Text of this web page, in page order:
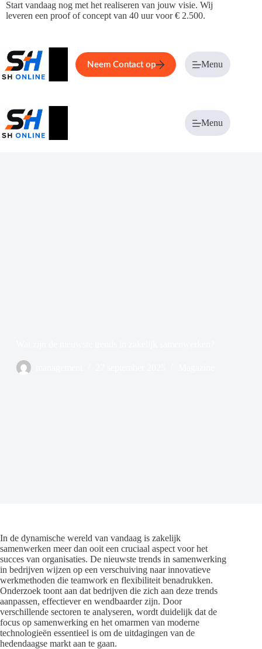
Ga
naar
Start vandaag nog met het realiseren van jouw visie. Wij
leveren een proof of concept van 40 uur voor € 2.500.
Home Service Over ons
Neem Contact op Menu
Menu
In de dynamische wereld van vandaag is zakelijk
samenwerken meer dan ooit een cruciaal aspect voor het
succes van organisaties. De nieuwste trends in samenwerking
in bedrijven wijzen op een verschuiving naar innovatieve
werkmethoden die teamwork en flexibiliteit benadrukken.
Onderzoek toont aan dat bedrijven die zich aan deze trends
aanpassen, effectiever en wendbaarder zijn. Door
verschillende sectoren te analyseren, wordt duidelijk dat de
focus op samenwerking en het omarmen van moderne
technologieën essentieel is om de uitdagingen van de
hedendaagse markt aan te gaan.